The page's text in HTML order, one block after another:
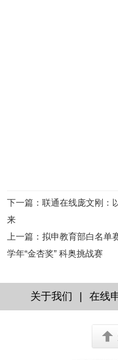
下一篇 ： 联通在线庞文刚：
来
上一篇 ： 拟申教育部白名单
学年“金杏奖” 科奥挑战赛
关于我们 | 在线